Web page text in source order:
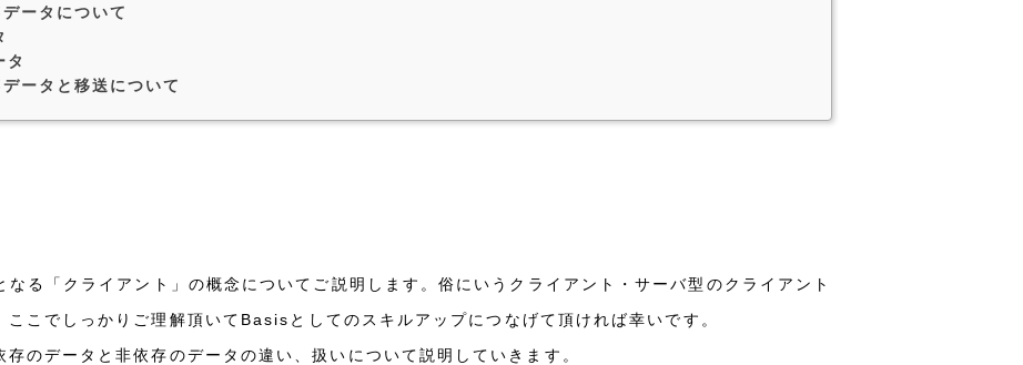
ータについて
タ
ータと移送について
る「クライアント」の概念についてご説明します。俗にいうクライアント・サーバ型のクライアント
こでしっかりご理解頂いてBasisとしてのスキルアップにつなげて頂ければ幸いです。
のデータと非依存のデータの違い、扱いについて説明していきます。